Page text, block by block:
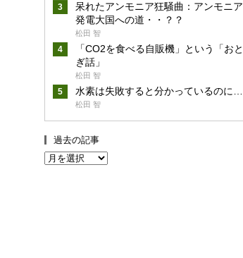
呆れたアンモニア狂騒曲：アンモニア
発電大国への道・・？？
松田 智
「CO2を食べる自販機」という「おと
ぎ話」
松田 智
水素は失敗すると分かっているのに…
松田 智
過去の記事